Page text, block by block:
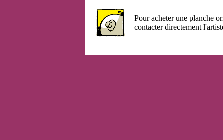
Pour acheter une planche
contacter directement